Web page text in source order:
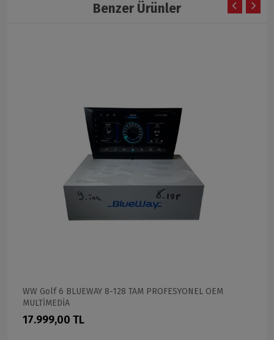
Benzer Ürünler
WW Golf 6 BLUEWAY 8-128 TAM PROFESYONEL OEM
MULTİMEDİA
17.999,00 TL